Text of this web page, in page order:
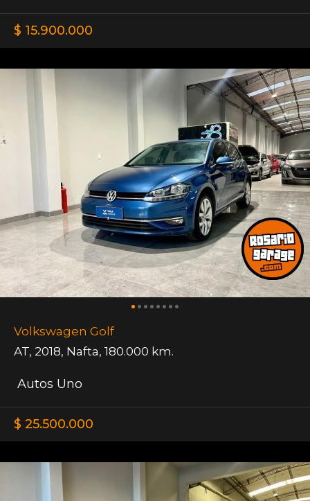
$ 15.900.000
Volkswagen Golf
AT, 2018, Nafta, 180.000 km.
Autos Uno
$ 25.500.000